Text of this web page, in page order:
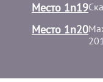
Место 1n19
Место 1n20